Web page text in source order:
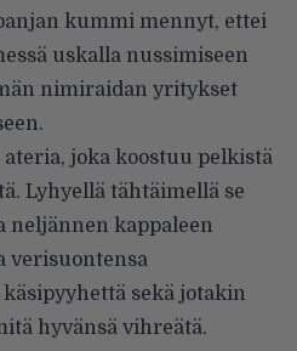
kummi mennyt, ettei
uskalla nussimiseen
nimiraidan yritykset
joka koostuu pelkistä
Lyhyellä tähtäimellä se
neljännen kappaleen
verisuontensa
sekä jotakin
hyvänsä vihreätä.